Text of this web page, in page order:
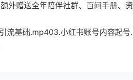
外赠送全年陪伴社群、百问手册、
流基础.mp403.小红书账号内容起